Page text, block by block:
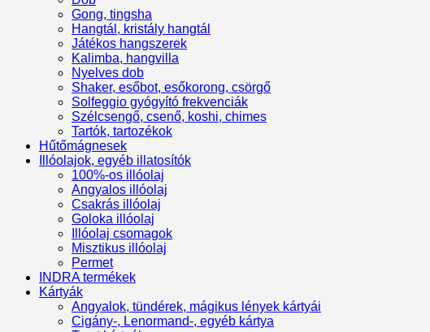
Gong, tingsha
Hangtál, kristály hangtál
Játékos hangszerek
Kalimba, hangvilla
Nyelves dob
Shaker, esőbot, esőkorong, csörgő
Solfeggio gyógyító frekvenciák
Szélcsengő, csenő, koshi, chimes
Tartók, tartozékok
Hűtőmágnesek
Illóolajok, egyéb illatosítók
100%-os illóolaj
Angyalos illóolaj
Csakrás illóolaj
Goloka illóolaj
Illóolaj csomagok
Misztikus illóolaj
Permet
INDRA termékek
Kártyák
Angyalok, tündérek, mágikus lények kártyái
Cigány-, Lenormand-, egyéb kártya